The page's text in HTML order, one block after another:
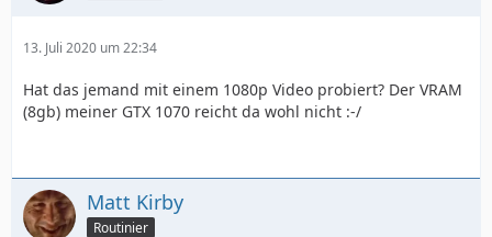
13. Juli 2020 um 22:34
Hat das jemand mit einem 1080p Video probiert? Der VRAM
(8gb) meiner GTX 1070 reicht da wohl nicht :-/
Matt Kirby
Routinier